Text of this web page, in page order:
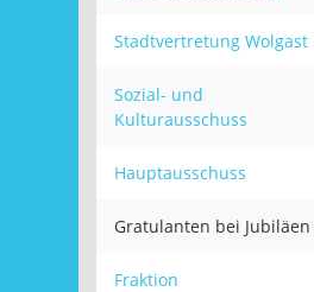
Stadtvertretung Wolgast
Sozial- und
Kulturausschuss
Hauptausschuss
Gratulanten bei Jubiläen
Fraktion